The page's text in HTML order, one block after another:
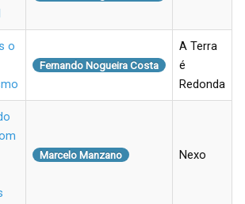
o
Fernando Nogueira Costa
A Terra
é
Redonda
Marcelo Manzano Nexo